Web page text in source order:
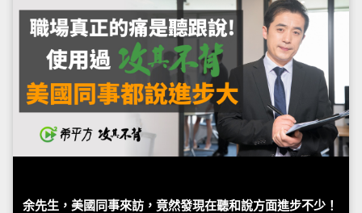
余先生，美國同事來訪，竟然發現在聽和說方面進步不少！